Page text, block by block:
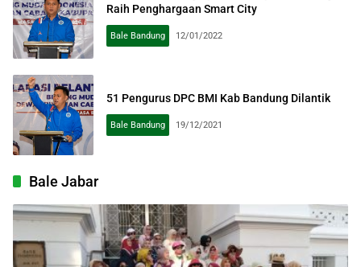
Raih Penghargaan Smart City
Bale Bandung 12/01/2022
51 Pengurus DPC BMI Kab Bandung Dilantik
Bale Bandung 19/12/2021
Bale Jabar